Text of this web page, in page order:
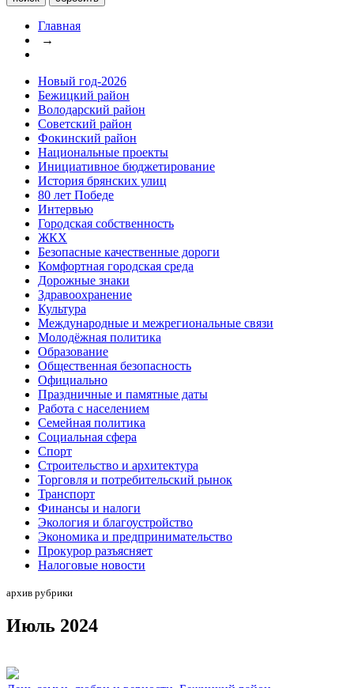
Главная
→
Новый год-2026
Бежицкий район
Володарский район
Советский район
Фокинский район
Национальные проекты
Инициативное бюджетирование
История брянских улиц
80 лет Победе
Интервью
Городская собственность
ЖКХ
Безопасные качественные дороги
Комфортная городская среда
Дорожные знаки
Здравоохранение
Культура
Международные и межрегиональные связи
Молодёжная политика
Образование
Общественная безопасность
Официально
Праздничные и памятные даты
Работа с населением
Семейная политика
Социальная сфера
Спорт
Строительство и архитектура
Торговля и потребительский рынок
Транспорт
Финансы и налоги
Экология и благоустройство
Экономика и предпринимательство
Прокурор разъясняет
Налоговые новости
архив рубрики
Июль 2024